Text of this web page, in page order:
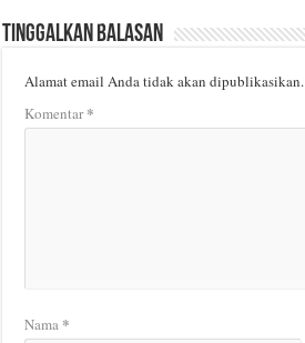
Tinggalkan Balasan
Alamat email Anda tidak akan dipublikasikan.
Komentar*
Nama *